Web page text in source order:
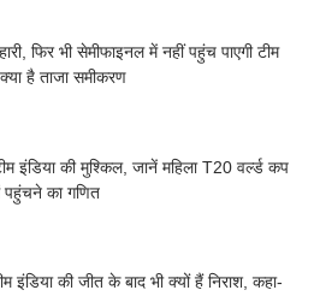
फिर भी सेमीफाइनल में नहीं पहुंच पाएगी टीम
है ताजा समीकरण
इंडिया की मुश्किल, जानें महिला T20 वर्ल्ड कप
पहुंचने का गणित
इंडिया की जीत के बाद भी क्यों हैं निराश, कहा-